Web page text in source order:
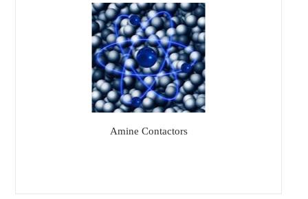
Amine Contactors